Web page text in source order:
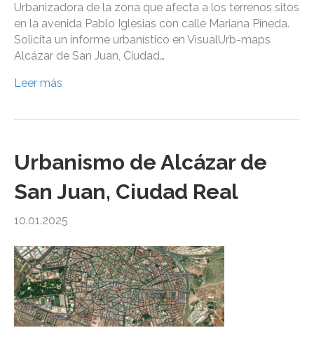
Urbanizadora de la zona que afecta a los terrenos sitos
en la avenida Pablo Iglesias con calle Mariana Pineda.
Solicita un informe urbanístico en VisualUrb-maps
Alcázar de San Juan, Ciudad…
Leer más
Urbanismo de Alcázar de
San Juan, Ciudad Real
10.01.2025